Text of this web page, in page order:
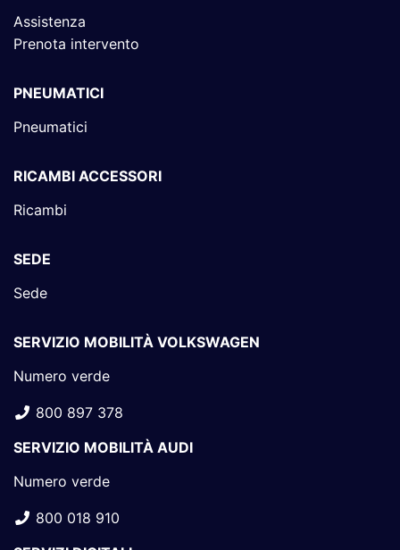
Assistenza
Prenota intervento
PNEUMATICI
Pneumatici
RICAMBI ACCESSORI
Ricambi
SEDE
Sede
SERVIZIO MOBILITÀ VOLKSWAGEN
Numero verde
800 897 378
SERVIZIO MOBILITÀ AUDI
Numero verde
800 018 910